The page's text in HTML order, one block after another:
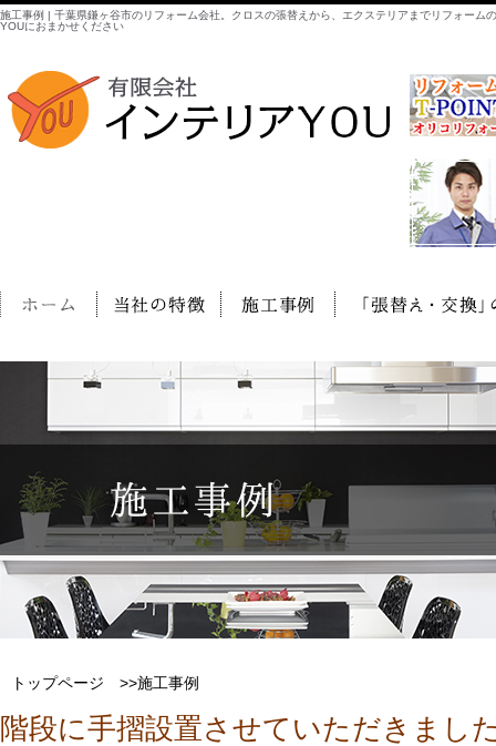
施工事例 | 千葉県鎌ヶ谷市のリフォーム会社。クロスの張替えから、エクステリアまでリフォーム
YOUにおまかせください
トップページ >>施工事例
階段に手摺設置させていただきまし